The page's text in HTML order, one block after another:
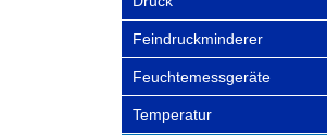
Feindruckminderer
Feuchtemessgeräte
Temperatur